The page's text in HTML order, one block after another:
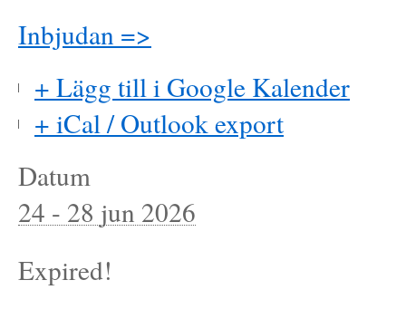
Inbjudan =>
+ Lägg till i Google Kalender
+ iCal / Outlook export
Datum
24 - 28 jun 2026
Expired!